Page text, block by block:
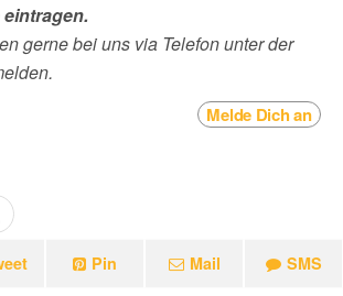
gerne bei uns via Telefon unter der
Melde Dich an
Pin Mail SMS